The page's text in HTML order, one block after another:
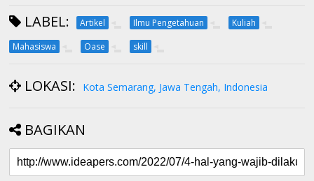
LABEL: Artikel Ilmu Pengetahuan
Kuliah
Mahasiswa
Oase skill
LOKASI: Kota Semarang, Jawa Tengah, Indonesia
BAGIKAN